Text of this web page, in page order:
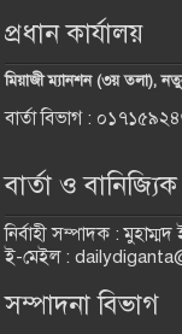
প্রধান কার্যালয়
মিয়াজী ম্যানশন (৩য় তলা),
বার্তা বিভাগ :
বার্তা ও
নির্বাহী সম্পাদক :
ই-মেইল :
সম্পাদনা বিভাগ